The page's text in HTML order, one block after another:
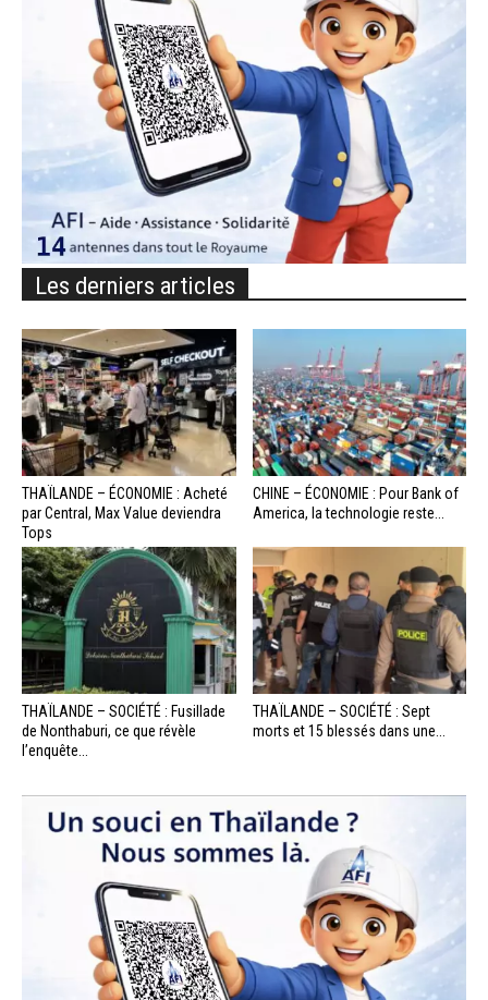
Les derniers articles
THAÏLANDE – ÉCONOMIE : Acheté
par Central, Max Value deviendra
Tops
CHINE – ÉCONOMIE : Pour Bank of
America, la technologie reste...
THAÏLANDE – SOCIÉTÉ : Fusillade
de Nonthaburi, ce que révèle
l’enquête...
THAÏLANDE – SOCIÉTÉ : Sept
morts et 15 blessés dans une...